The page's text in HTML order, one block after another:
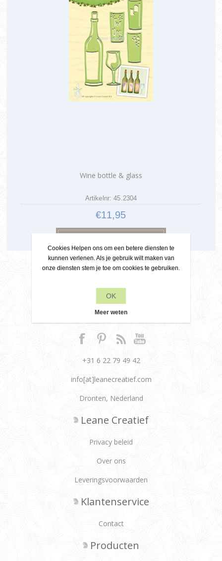
Wine bottle & glass
Artikelnr: 45.2304
€11,95
Contact
+31 6 22 79 49 42
info[at]leanecreatief.com
Dronten, Nederland
Leane Creatief
Privacy beleid
Over ons
Leveringsvoorwaarden
Klantenservice
Contact
Producten
Cookies Helpen ons om een betere diensten te
kunnen verlenen. Als je gebruik wilt maken van
onze diensten stem je toe om cookies te gebruiken.
OK
Meer weten